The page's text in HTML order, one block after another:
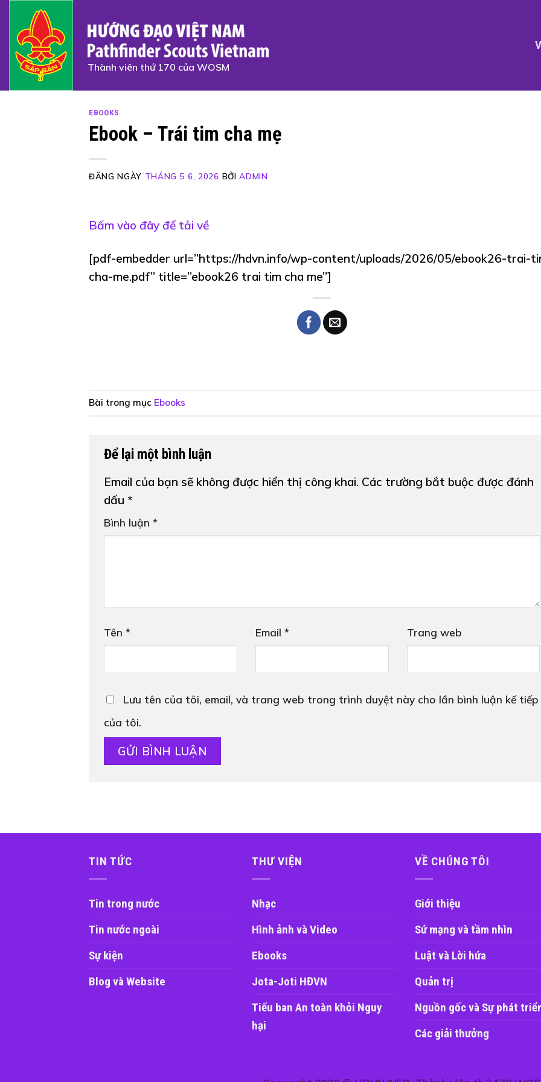
content
Thành viên thứ 170 của WOSM
EBOOKS
Ebook – Trái tim cha mẹ
ĐĂNG NGÀY THÁNG 5 6, 2026 BỞIADMIN
Bấm vào đây để tải về
[pdf-embedder url=”https://hdvn.info/wp-content/uploads/2026/05/ebook26-trai-
cha-me.pdf” title=”ebook26 trai tim cha me”]
Bài trong mục Ebooks
Để lại một bình luận
Email của bạn sẽ không được hiển thị công khai. Các trường bắt buộc được đánh
dấu *
Bình luận *
Tên * Email * Trang web
Lưu tên của tôi, email, và trang web trong trình duyệt này cho lần bình luận kế tiếp
của tôi.
TIN TỨC
Tin trong nước
Tin nước ngoài
Sự kiện
Blog và Website
THƯ VIỆN
Nhạc
Hình ảnh và Video
Ebooks
Jota-Joti HĐVN
Tiểu ban An toàn khỏi Nguy
hại
VỀ CHÚNG TÔI
Giới thiệu
Sứ mạng và tầm nhìn
Luật và Lời hứa
Quản trị
Nguồn gốc và Sự phát
Các giải thưởng